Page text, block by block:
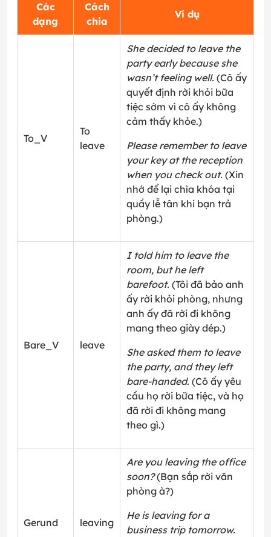
Các
dạng
Cách
chia
Ví dụ
To_V
To
leave
She decided to leave the
party early because she
wasn’t feeling well. (Cô ấy
quyết định rời khỏi bữa
tiệc sớm vì cô ấy không
cảm thấy khỏe.)
Please remember to leave
your key at the reception
when you check out. (Xin
nhớ để lại chìa khóa tại
quầy lễ tân khi bạn trả
phòng.)
Bare_V leave
I told him to leave the
room, but he left
barefoot. (Tôi đã bảo anh
ấy rời khỏi phòng, nhưng
anh ấy đã rời đi không
mang theo giày dép.)
She asked them to leave
the party, and they left
bare-handed. (Cô ấy yêu
cầu họ rời bữa tiệc, và họ
đã rời đi không mang
theo gì.)
Gerund leaving
Are you leaving the office
soon?(Bạn sắp rời văn
phòng à?)
He is leaving for a
business trip tomorrow.